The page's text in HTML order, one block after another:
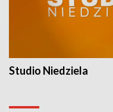
Studio Niedziela